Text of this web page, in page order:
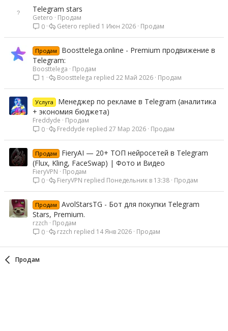
Telegram stars
Getero
Продам
0
Продам
1 Июн 2026
Getero
Продам
Boosttelega.online - Premium продвижение в
Telegram:
Boosttelega
Продам
1
Продам
22 Май 2026
Boosttelega
Услуга
Менеджер по рекламе в Telegram (аналитика
+ экономия бюджета)
Freddyde
Продам
0
Продам
27 Мар 2026
Freddyde
Продам
FieryAI — 20+ ТОП нейросетей в Telegram
(Flux, Kling, FaceSwap) | Фото и Видео
FieryVPN
Продам
0
Продам
Понедельник в 13:38
FieryVPN
Продам
AvolStarsTG - Бот для покупки Telegram
Stars, Premium.
rzzch
Продам
0
Продам
14 Янв 2026
rzzch
Продам